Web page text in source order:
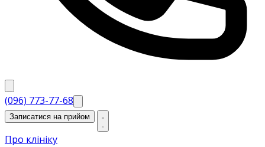
(096) 773-77-68
Записатися на прийом
Про клініку